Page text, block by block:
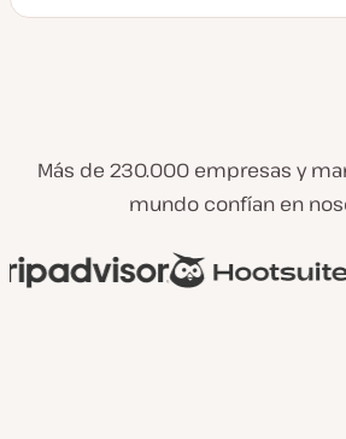
Más de 230.000 empresas y
mundo confían en